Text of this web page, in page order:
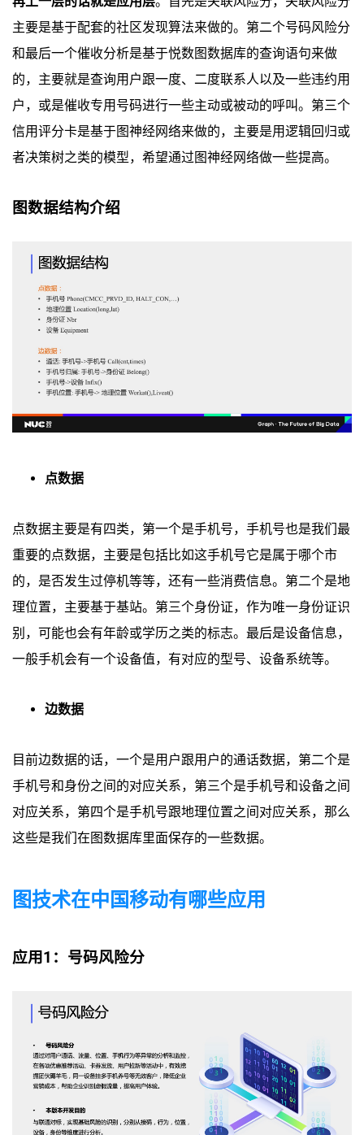
主要是基于配套的社区发现算法来做的。第二个号码风险分
和最后一个催收分析是基于悦数图数据库的查询语句来做
的，主要就是查询用户跟一度、二度联系人以及一些违约用
户，或是催收专用号码进行一些主动或被动的呼叫。第三个
信用评分卡是基于图神经网络来做的，主要是用逻辑回归或
者决策树之类的模型，希望通过图神经网络做一些提高。
图数据结构介绍
点数据
点数据主要是有四类，第一个是手机号，手机号也是我们最
重要的点数据，主要是包括比如这手机号它是属于哪个市
的，是否发生过停机等等，还有一些消费信息。第二个是地
理位置，主要基于基站。第三个身份证，作为唯一身份证识
别，可能也会有年龄或学历之类的标志。最后是设备信息，
一般手机会有一个设备值，有对应的型号、设备系统等。
边数据
目前边数据的话，一个是用户跟用户的通话数据，第二个是
手机号和身份之间的对应关系，第三个是手机号和设备之间
对应关系，第四个是手机号跟地理位置之间对应关系，那么
这些是我们在图数据库里面保存的一些数据。
图技术在中国移动有哪些应用
应用1：号码风险分